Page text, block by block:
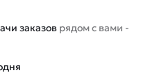
заказов рядом с вами -